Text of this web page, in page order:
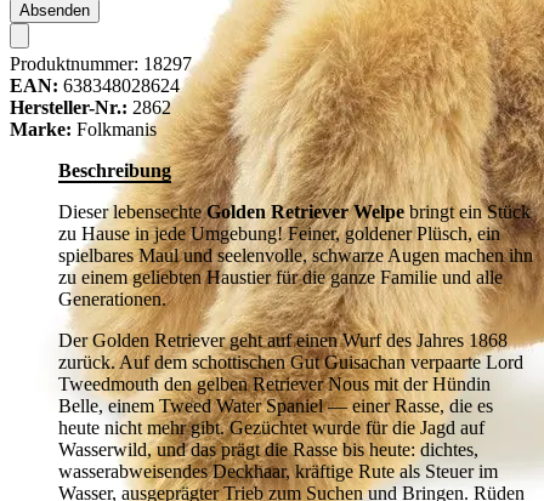
Absenden
Produktnummer: 18297
EAN: 638348028624
Hersteller-Nr.: 2862
Marke: Folkmanis
Beschreibung
Dieser lebensechteGolden Retriever Welpebringt ein Stück
zu Hause in jede Umgebung! Feiner, goldener Plüsch, ein
spielbares Maul und seelenvolle, schwarze Augen machen ihn
zu einem geliebten Haustier für die ganze Familie und alle
Generationen.
Der Golden Retriever geht auf einen Wurf des Jahres 1868
zurück. Auf dem schottischen Gut Guisachan verpaarte Lord
Tweedmouth den gelben Retriever Nous mit der Hündin
Belle, einem Tweed Water Spaniel — einer Rasse, die es
heute nicht mehr gibt. Gezüchtet wurde für die Jagd auf
Wasserwild, und das prägt die Rasse bis heute: dichtes,
wasserabweisendes Deckhaar, kräftige Rute als Steuer im
Wasser, ausgeprägter Trieb zum Suchen und Bringen. Rüden